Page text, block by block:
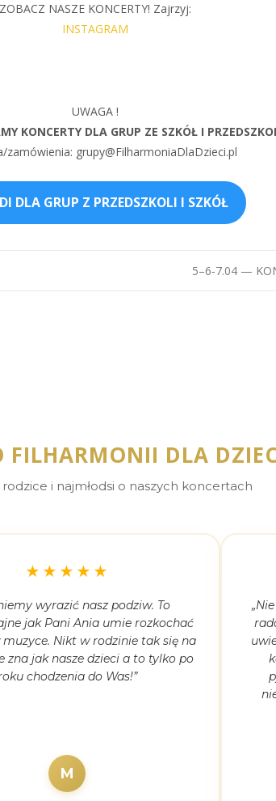
ZOBACZ NASZE KONCERTY! Zajrzyj:
INSTAGRAM
UWAGA !
KONCERTY DLA GRUP ZE SZKÓŁ I
zamówienia: grupy@FilharmoniaDlaDzieci.pl
DLA GRUP Z PRZEDSZKOLI I SZKÓŁ
5–6‑7.04 —
FILHARMONII DLA
i najmłodsi o naszych koncertach
★★★★★
wyrazić nasz podziw. To
jak Pani Ania umie rozkochać
Nikt w rodzinie tak się na
zna jak nasze dzieci a to tylko po
chodzenia do Was!”
M